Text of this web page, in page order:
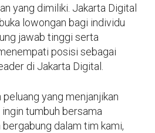
yang dimiliki. Jakarta Digital
lowongan bagi individu
jawab tinggi serta
posisi sebagai
di Jakarta Digital.
yang menjanjikan
tumbuh bersama
bergabung dalam tim kami,